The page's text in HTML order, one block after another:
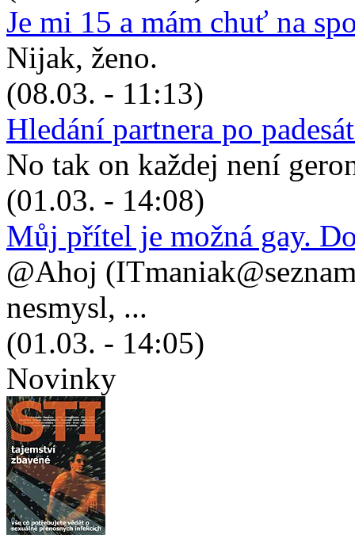
Je mi 15 a mám chuť na
Nijak, ženo.
(08.03. - 11:13)
Hledání partnera po
No tak on každej není
(01.03. - 14:08)
Můj přítel je možná gay.
@Ahoj
nesmysl, ...
(01.03. - 14:05)
Novinky